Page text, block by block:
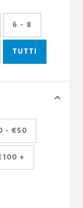
6 - 8
TUTTI
- €50
+